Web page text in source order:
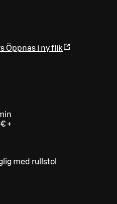
Öppnas i ny flik
+
med rullstol